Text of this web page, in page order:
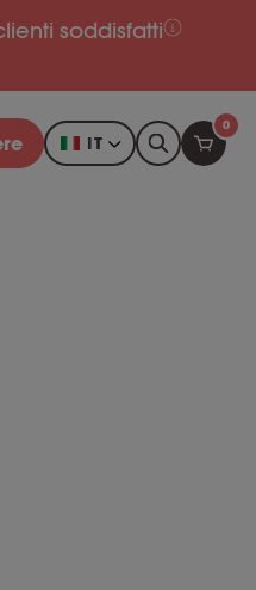
soddisfatti
IT
0